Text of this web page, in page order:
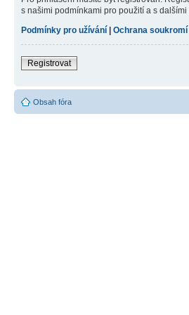
s našimi podmínkami pro použití a s
Podmínky pro užívání | Ochrana soukromí
Registrovat
Obsah fóra